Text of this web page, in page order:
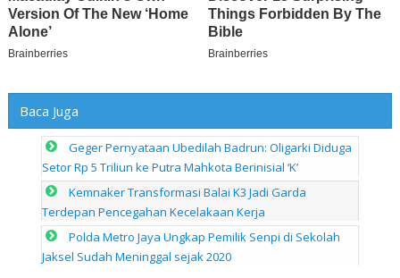
Baca Juga
Geger Pernyataan Ubedilah Badrun: Oligarki Diduga
Setor Rp 5 Triliun ke Putra Mahkota Berinisial ‘K’
Kemnaker Transformasi Balai K3 Jadi Garda
Terdepan Pencegahan Kecelakaan Kerja
Polda Metro Jaya Ungkap Pemilik Senpi di Sekolah
Jaksel Sudah Meninggal sejak 2020